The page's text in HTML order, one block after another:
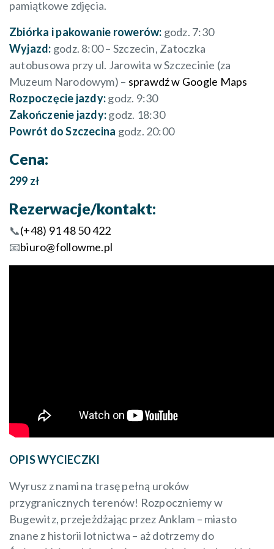
pamiątkowe zdjęcia.
Zbiórka i pakowanie rowerów: godz. 7:30
Wyjazd: godz. 8:00 – Szczecin, Zatoczka
autobusowa przy ul. Jarowita w Szczecinie (za
Muzeum Narodowym) – sprawdź w Google Maps
Rozpoczęcie jazdy:godz. 9:30
Zakończenie jazdy:godz. 18:30
Powrót do Szczecina godz. 20:00
Cena:
299 zł
Rezerwacje/kontakt:
📞(+48) 91 48 50 422
📧biuro@followme.pl
OPIS WYCIECZKI
Wyrusz z nami na trasę pełną uroków
przygranicznych terenów! Rozpoczniemy w
Bugewitz, przejeżdżając przez Anklam – miasto
znane z historii lotnictwa – aż dotrzemy do